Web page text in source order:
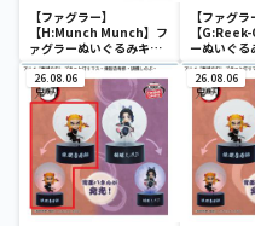
【ファグラー】
【H:Munch Munch】フ
ァグラーぬいぐるみキー
リング 第2弾
【ファグラ
【
ーぬいぐる
第2弾
26.08.06 26.08.06